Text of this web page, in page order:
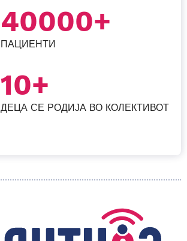
40000+
ПАЦИЕНТИ
10+
ДЕЦА СЕ РОДИЈА ВО КОЛЕКТИВОТ